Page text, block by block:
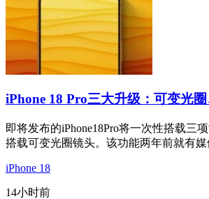
iPhone 18 Pro三大升级：可变光
即将发布的iPhone18Pro将一次性搭载
搭载可变光圈镜头。该功能两年前就有
iPhone 18
14小时前